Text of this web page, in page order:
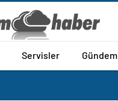
Servisler Gündem